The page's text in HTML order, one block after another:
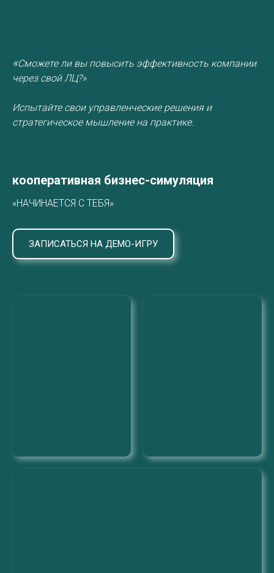
«Сможете ли вы повысить эффективность компании
через свой ЛЦ?»
Испытайте свои управленческие решения и
стратегическое мышление на практике.
кооперативная бизнес-симуляция
«НАЧИНАЕТСЯ С ТЕБЯ»
ЗАПИСАТЬСЯ НА ДЕМО-ИГРУ